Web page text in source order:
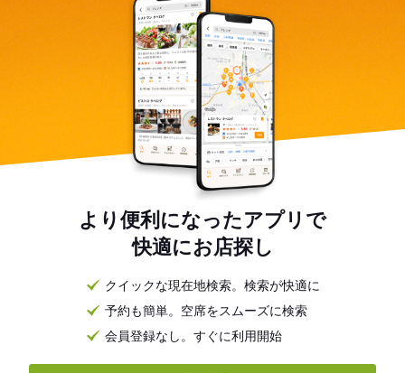
より便利になったアプリで
快適にお店探し
クイックな現在地検索。検索が快適に
予約も簡単。空席をスムーズに検索
会員登録なし。すぐに利用開始